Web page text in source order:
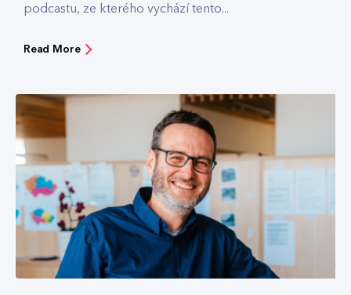
podcastu, ze kterého vychází tento...
Read More